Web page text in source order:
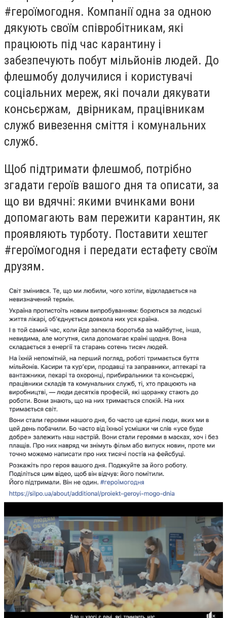
#героїмогодня. Компанії одна за одною
дякують своїм співробітникам, які
працюють під час карантину і
забезпечують побут мільйонів людей. До
флешмобу долучилися і користувачі
соціальних мереж, які почали дякувати
консьєржам, двірникам, працівникам
служб вивезення сміття і комунальних
служб.
Щоб підтримати флешмоб, потрібно
згадати героїв вашого дня та описати, за
що ви вдячні: якими вчинками вони
допомагають вам пережити карантин, як
проявляють турботу. Поставити хештег
#героїмогодня і передати естафету своїм
друзям.